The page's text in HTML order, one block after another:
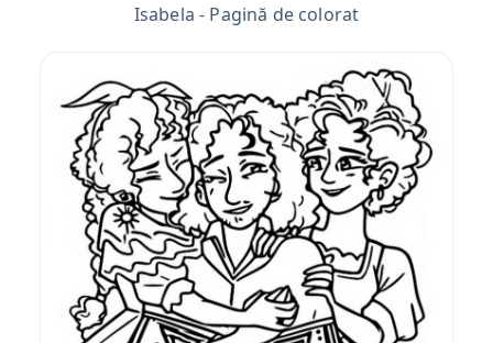
Isabela - Pagină de colorat